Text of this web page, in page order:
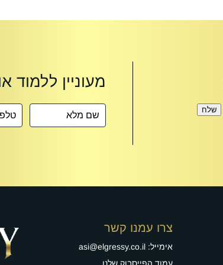
שלח
צרו עמנו קשר
אימייל: asi@elgressy.co.il